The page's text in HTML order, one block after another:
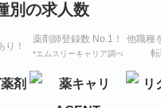
り！
薬剤師登録数 No.1！
*エムスリーキャリア調べ
他職種
別の求人数